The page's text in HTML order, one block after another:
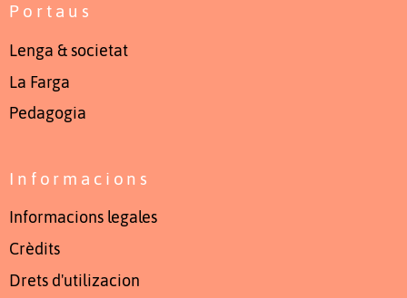
Portaus
Lenga & societat
La Farga
Pedagogia
Informacions
Informacions legales
Crèdits
Drets d'utilizacion